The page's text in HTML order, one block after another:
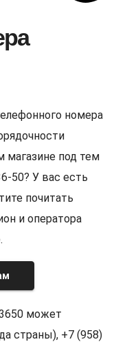
номера
магазине под тем
50? У вас есть
почитать
и оператора
может
страны), +7 (958)